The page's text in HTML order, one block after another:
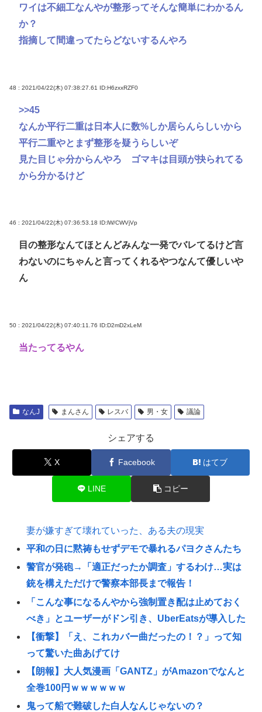
ワイは不細工なんやが整形ってそんな簡単にわかるん
か？
指摘して間違ってたらどないするんやろ
48 : 2021/04/22(木) 07:38:27.61 ID:H6zxxRZF0
>>45
なんか平行二重は日本人に数%しか居らんらしいから
平行二重やとまず整形を疑うらしいぞ
見た目じゃ分からんやろ ゴマキは目頭が抉られてる
から分かるけど
46 : 2021/04/22(木) 07:36:53.18 ID:lW/CWVjVp
目の整形なんてほとんどみんな一発でバレてるけど言
わないのにちゃんと言ってくれるやつなんて優しいや
ん
50 : 2021/04/22(木) 07:40:11.76 ID:D2mD2xLeM
当たってるやん
なんJ まんさん レスバ 男・女 議論
シェアする
X Facebook はてブ
LINE コピー
妻が嫌すぎて壊れていった、ある夫の現実
平和の日に黙祷もせずデモで暴れるパヨクさんたち
警官が発砲→「適正だったか調査」するわけ…実は
銃を構えただけで警察本部長まで報告！
「こんな事になるんやから強制置き配は止めておく
べき」とユーザーがドン引き、UberEatsが導入した
【衝撃】「え、これカバー曲だったの！？」って知
って驚いた曲あげてけ
【朗報】大人気漫画「GANTZ」がAmazonでなんと
全巻100円ｗｗｗｗｗｗ
鬼って船で難破した白人なんじゃないの？